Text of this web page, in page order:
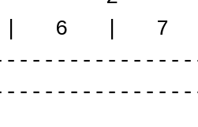
| 6 | 7